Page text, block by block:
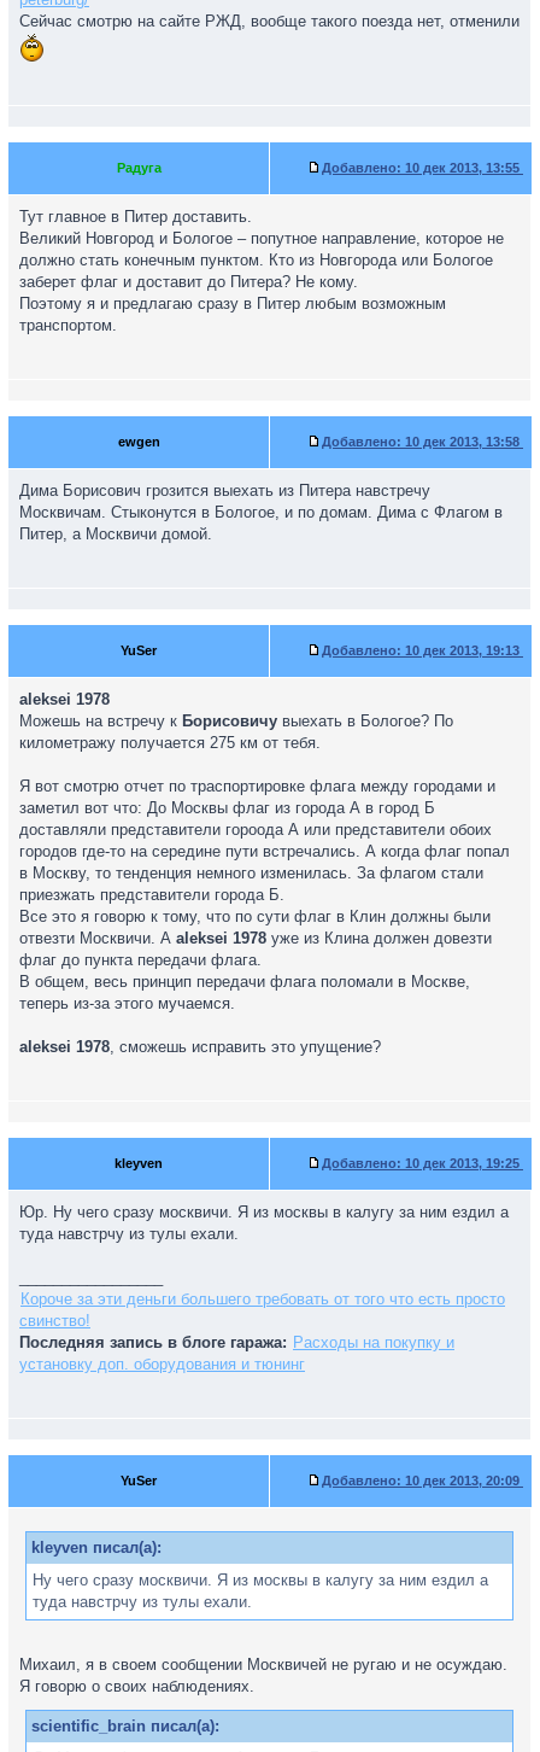
Сейчас смотрю на сайте РЖД, вообще такого поезда нет, отменили
Радуга Добавлено: 10 дек 2013, 13:55
Тут главное в Питер доставить.
Великий Новгород и Бологое – попутное направление, которое не
должно стать конечным пунктом. Кто из Новгорода или Бологое
заберет флаг и доставит до Питера? Не кому.
Поэтому я и предлагаю сразу в Питер любым возможным
транспортом.
ewgen Добавлено: 10 дек 2013, 13:58
Дима Борисович грозится выехать из Питера навстречу
Москвичам. Стыконутся в Бологое, и по домам. Дима с Флагом в
Питер, а Москвичи домой.
YuSer Добавлено: 10 дек 2013, 19:13
aleksei 1978
Можешь на встречу к Борисовичу выехать в Бологое? По
километражу получается 275 км от тебя.
Я вот смотрю отчет по траспортировке флага между городами и
заметил вот что: До Москвы флаг из города А в город Б
доставляли представители гороода А или представители обоих
городов где-то на середине пути встречались. А когда флаг попал
в Москву, то тенденция немного изменилась. За флагом стали
приезжать представители города Б.
Все это я говорю к тому, что по сути флаг в Клин должны были
отвезти Москвичи. А aleksei 1978 уже из Клина должен довезти
флаг до пункта передачи флага.
В общем, весь принцип передачи флага поломали в Москве,
теперь из-за этого мучаемся.
aleksei 1978, сможешь исправить это упущение?
kleyven Добавлено: 10 дек 2013, 19:25
Юр. Ну чего сразу москвичи. Я из москвы в калугу за ним ездил а
туда навстрчу из тулы ехали.
Короче за эти деньги большего требовать от того что есть просто
свинство!
Последняя запись в блоге гаража: Расходы на покупку и
установку доп. оборудования и тюнинг
YuSer Добавлено: 10 дек 2013, 20:09
kleyven писал(а):
Ну чего сразу москвичи. Я из москвы в калугу за ним ездил а
туда навстрчу из тулы ехали.
Михаил, я в своем сообщении Москвичей не ругаю и не осуждаю.
Я говорю о своих наблюдениях.
scientific_brain писал(а):